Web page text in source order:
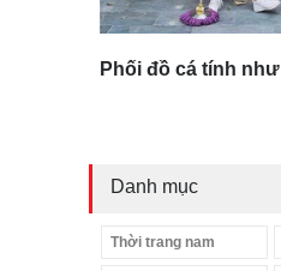
Phối đồ cá tính
Danh mục
Thời trang nam